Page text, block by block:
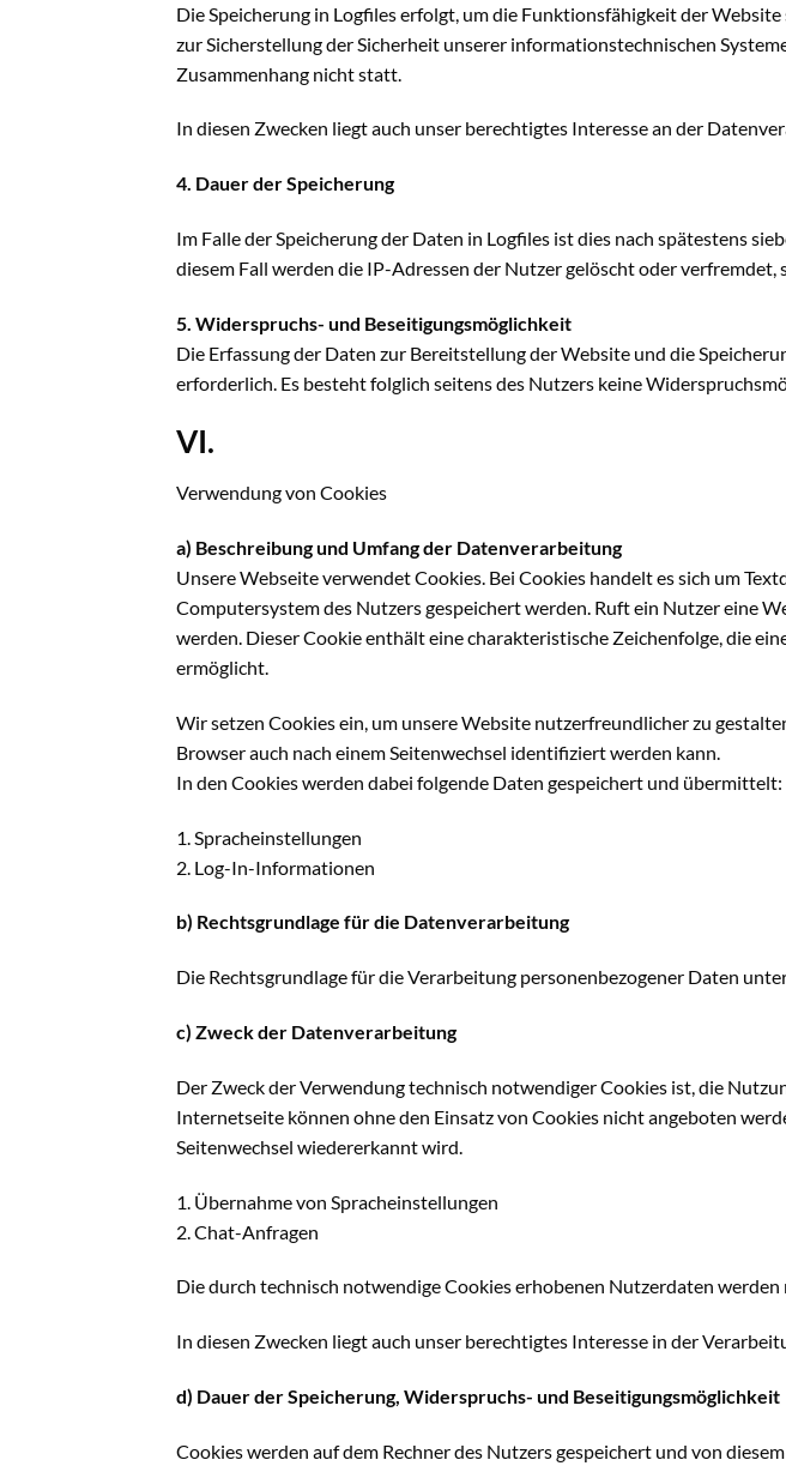
Die Speicherung in Logfiles erfolgt, um die Funktionsfähigkeit der
zur Sicherstellung der Sicherheit unserer informationstechnischen
Zusammenhang nicht statt.
In diesen Zwecken liegt auch unser berechtigtes Interesse an der
4. Dauer der Speicherung
Im Falle der Speicherung der Daten in Logfiles ist dies nach spätestens
diesem Fall werden die IP-Adressen der Nutzer gelöscht oder
5. Widerspruchs- und Beseitigungsmöglichkeit
Die Erfassung der Daten zur Bereitstellung der Website und die
erforderlich. Es besteht folglich seitens des Nutzers keine
VI.
Verwendung von Cookies
a) Beschreibung und Umfang der Datenverarbeitung
Unsere Webseite verwendet Cookies. Bei Cookies handelt es sich um
Computersystem des Nutzers gespeichert werden. Ruft ein Nutzer eine
werden. Dieser Cookie enthält eine charakteristische Zeichenfolge, die
ermöglicht.
Wir setzen Cookies ein, um unsere Website nutzerfreundlicher zu
Browser auch nach einem Seitenwechsel identifiziert werden kann.
In den Cookies werden dabei folgende Daten gespeichert und übermittelt:
1. Spracheinstellungen
2. Log-In-Informationen
b) Rechtsgrundlage für die Datenverarbeitung
Die Rechtsgrundlage für die Verarbeitung personenbezogener Daten
c) Zweck der Datenverarbeitung
Der Zweck der Verwendung technisch notwendiger Cookies ist, die
Internetseite können ohne den Einsatz von Cookies nicht angeboten
Seitenwechsel wiedererkannt wird.
1. Übernahme von Spracheinstellungen
2. Chat-Anfragen
Die durch technisch notwendige Cookies erhobenen Nutzerdaten
In diesen Zwecken liegt auch unser berechtigtes Interesse in der
d) Dauer der Speicherung, Widerspruchs- und Beseitigungsmöglichkeit
Cookies werden auf dem Rechner des Nutzers gespeichert und von